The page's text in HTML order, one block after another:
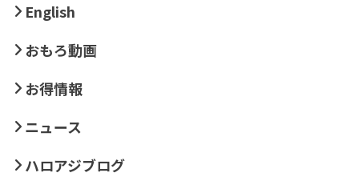
English
おもろ動画
お得情報
ニュース
ハロアジブログ